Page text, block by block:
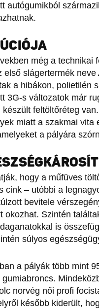
autógumikból
még a technikai
első slágertermék
a hibákon, polietilén
3G-s változatok már
feltöltőréteg
miatt a szakmai vita
a pályára
hogy a műfüves
cink – utóbbi a
bevitele
okozhat. Szintén
is
súlyos
a pályák több mint
norvég női profi
később kiderült,